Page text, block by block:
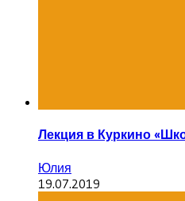
Лекция в Куркино
Юлия
19.07.2019